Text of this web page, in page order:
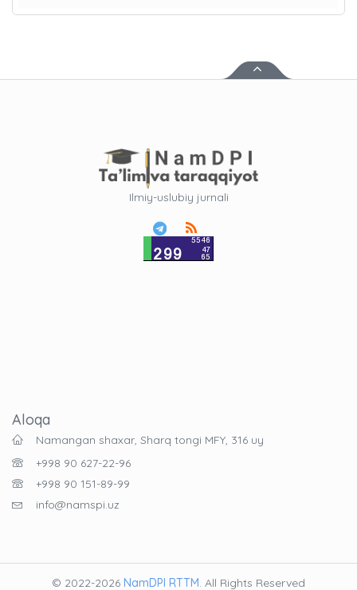
Ilmiy-uslubiy jurnali
Aloqa
Namangan shaxar, Sharq tongi MFY, 316 uy
+998 90 627-22-96
+998 90 151-89-99
info@namspi.uz
© 2022-2026 NamDPI RTTM. All Rights Reserved